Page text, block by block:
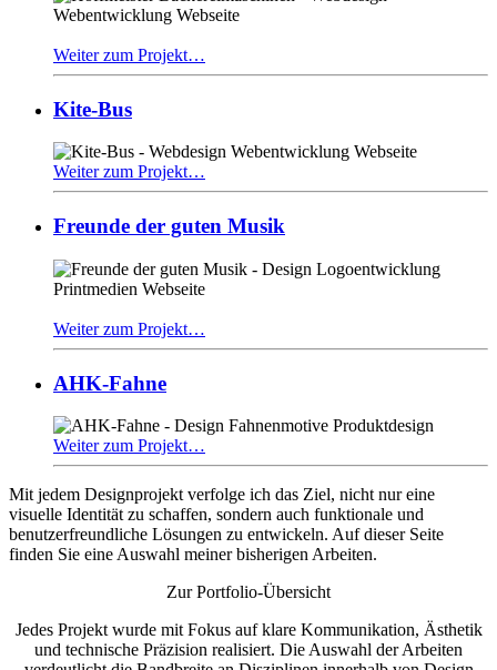
Weiter zum Projekt…
Kite-Bus
Weiter zum Projekt…
Freunde der guten Musik
Weiter zum Projekt…
AHK-Fahne
Weiter zum Projekt…
Mit jedem Designprojekt verfolge ich das Ziel, nicht nur eine
visuelle Identität zu schaffen, sondern auch funktionale und
benutzerfreundliche Lösungen zu entwickeln. Auf dieser Seite
finden Sie eine Auswahl meiner bisherigen Arbeiten.
Zur Portfolio-Übersicht
Jedes Projekt wurde mit Fokus auf klare Kommunikation, Ästhetik
und technische Präzision realisiert. Die Auswahl der Arbeiten